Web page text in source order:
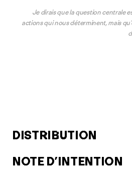
Je dirais que la question centrale
actions qui nous déterminent, mais
DISTRIBUTION
NOTE D’INTENTION